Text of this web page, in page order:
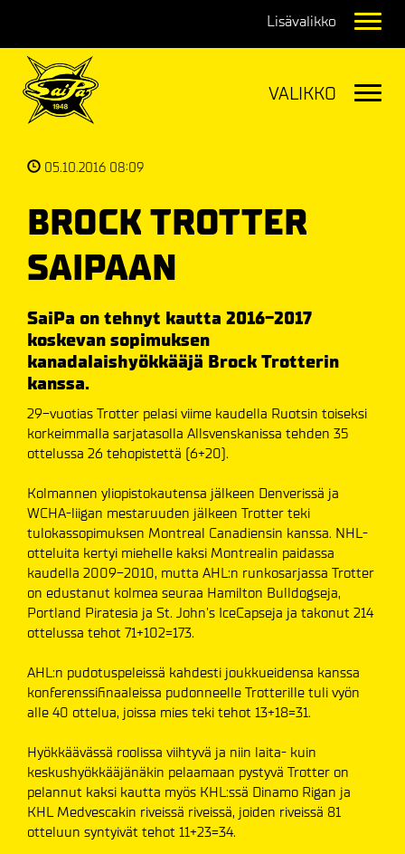
05.10.2016 08:09
BROCK TROTTER
SAIPAAN
SaiPa on tehnyt kautta 2016-2017
koskevan sopimuksen
kanadalaishyökkääjä Brock Trotterin
kanssa.
29-vuotias Trotter pelasi viime kaudella Ruotsin toiseksi
korkeimmalla sarjatasolla Allsvenskanissa tehden 35
ottelussa 26 tehopistettä (6+20).
Kolmannen yliopistokautensa jälkeen Denverissä ja
WCHA-liigan mestaruuden jälkeen Trotter teki
tulokassopimuksen Montreal Canadiensin kanssa. NHL-
otteluita kertyi miehelle kaksi Montrealin paidassa
kaudella 2009-2010, mutta AHL:n runkosarjassa Trotter
on edustanut kolmea seuraa Hamilton Bulldogseja,
Portland Piratesia ja St. John's IceCapseja ja takonut 214
ottelussa tehot 71+102=173.
AHL:n pudotuspeleissä kahdesti joukkueidensa kanssa
konferenssifinaaleissa pudonneelle Trotterille tuli vyön
alle 40 ottelua, joissa mies teki tehot 13+18=31.
Hyökkäävässä roolissa viihtyvä ja niin laita- kuin
keskushyökkääjänäkin pelaamaan pystyvä Trotter on
pelannut kaksi kautta myös KHL:ssä Dinamo Rigan ja
KHL Medvescakin riveissä riveissä, joiden riveissä 81
otteluun syntyivät tehot 11+23=34.